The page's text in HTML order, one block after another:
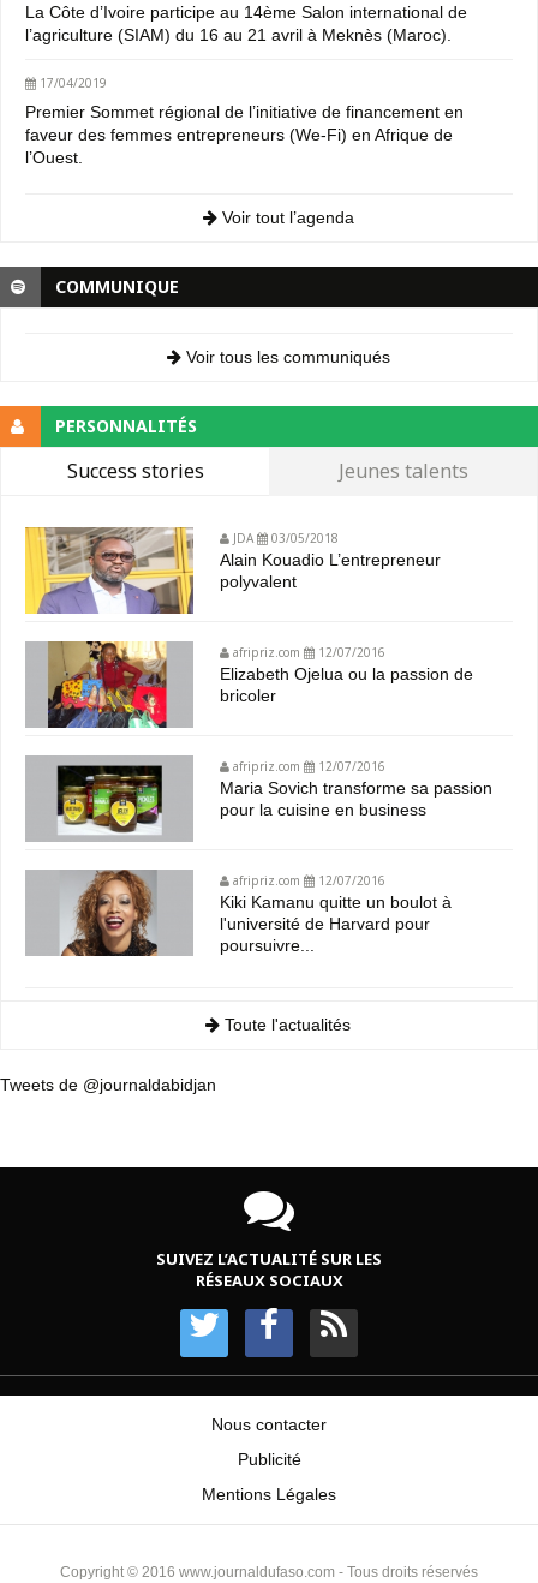
La Côte d’Ivoire participe au 14ème Salon international de
l’agriculture (SIAM) du 16 au 21 avril à Meknès (Maroc).
17/04/2019
Premier Sommet régional de l’initiative de financement en
faveur des femmes entrepreneurs (We-Fi) en Afrique de
l’Ouest.
Voir tout l’agenda
COMMUNIQUE
Voir tous les communiqués
PERSONNALITÉS
Success stories Jeunes talents
JDA 03/05/2018
Alain Kouadio L’entrepreneur
polyvalent
afripriz.com 12/07/2016
Elizabeth Ojelua ou la passion de
bricoler
afripriz.com 12/07/2016
Maria Sovich transforme sa passion
pour la cuisine en business
afripriz.com 12/07/2016
Kiki Kamanu quitte un boulot à
l'université de Harvard pour
poursuivre...
Toute l'actualités
Tweets de @journaldabidjan
SUIVEZ L’ACTUALITÉ SUR LES
RÉSEAUX SOCIAUX
Nous contacter
Publicité
Mentions Légales
Copyright © 2016 www.journaldufaso.com - Tous droits réservés